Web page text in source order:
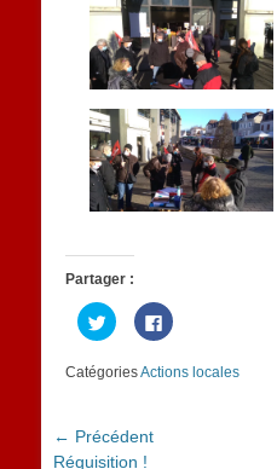
Partager :
Cliquez
pour
partager
Twitter(ouvre
fenêtre)
Cliquez
pour
Facebook(ouvre
CatégoriesActions locales
Navigation
← Précédent
Article
Réquisition !